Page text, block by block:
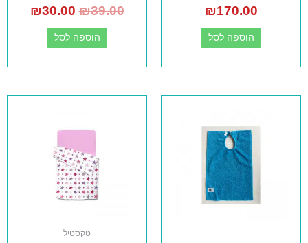
₪170.00
הוספה לסל
טקסטיל
₪39.00
₪30.00
הוספה לסל